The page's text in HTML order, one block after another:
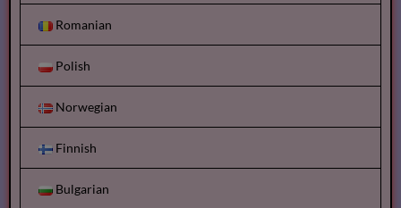
Romanian
Polish
Norwegian
Finnish
Bulgarian